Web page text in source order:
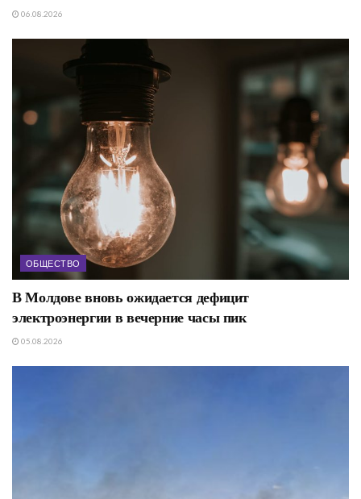
06.08.2026
ОБЩЕСТВО
В Молдове вновь ожидается дефицит
электроэнергии в вечерние часы пик
05.08.2026